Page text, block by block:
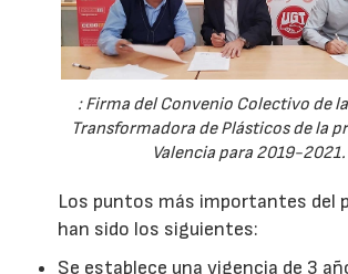
: Firma del Convenio Colectivo de
Transformadora de Plásticos de la
Valencia para 2019-2021.
Los puntos más importantes del
han sido los siguientes:
Se establece una vigencia de 3